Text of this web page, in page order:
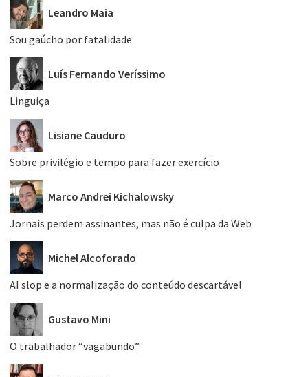
Leandro Maia
Sou gaúcho por fatalidade
Luís Fernando Veríssimo
Linguiça
Lisiane Cauduro
Sobre privilégio e tempo para fazer exercício
Marco Andrei Kichalowsky
Jornais perdem assinantes, mas não é culpa da Web
Michel Alcoforado
AI slop e a normalização do conteúdo descartável
Gustavo Mini
O trabalhador “vagabundo”